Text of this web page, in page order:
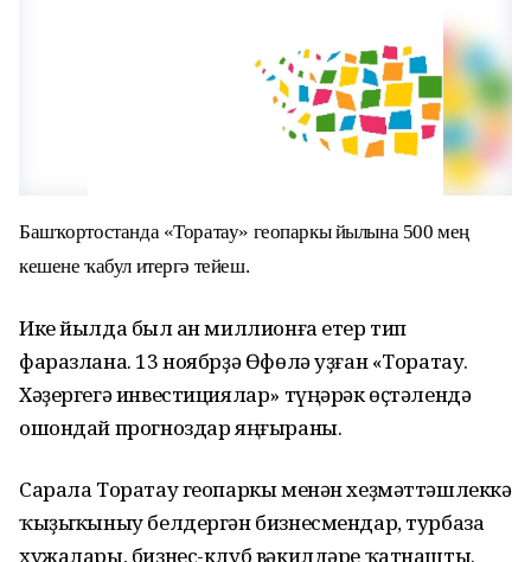
Башҡортостанда «Торатау» геопаркы йылына 500 мең
кешене ҡабул итергә тейеш.
Ике йылда был һан миллионға етер тип
фаразлана. 13 ноябрҙә Өфөлә уҙған «Торатау.
Хәҙергегә инвестициялар» түңәрәк өҫтәлендә
ошондай прогноздар яңғыраны.
Сарала Торатау геопаркы менән хеҙмәттәшлеккә
ҡыҙыҡһыныу белдергән бизнесмендар, турбаза
хужалары, бизнес-клуб вәкилдәре ҡатнашты.